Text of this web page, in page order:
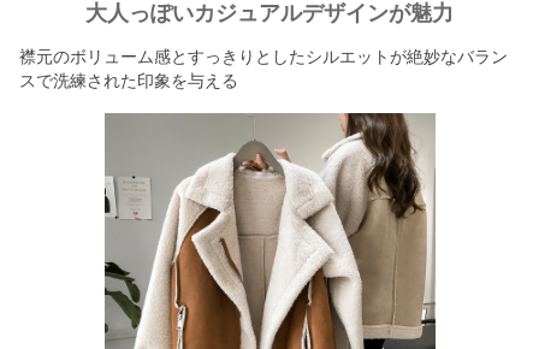
大人っぽいカジュアルデザインが魅力
襟元のボリューム感とすっきりとしたシルエットが絶妙なバラン
スで洗練された印象を与える